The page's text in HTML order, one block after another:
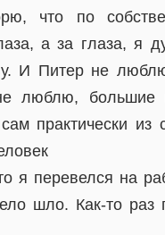
что по
а за глаза, я
И Питер не
люблю, большие
практически из
я перевелся на
шло. Как-то раз